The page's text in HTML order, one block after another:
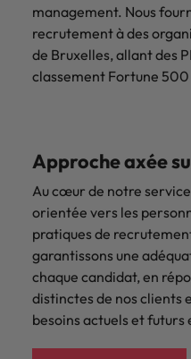
management. Nous
recrutement à des
de Bruxelles, allant des
classement Fortune 500
Approche axée
Au cœur de notre
orientée vers les
pratiques de
garantissons une
chaque candidat, en
distinctes de nos clients
besoins actuels et